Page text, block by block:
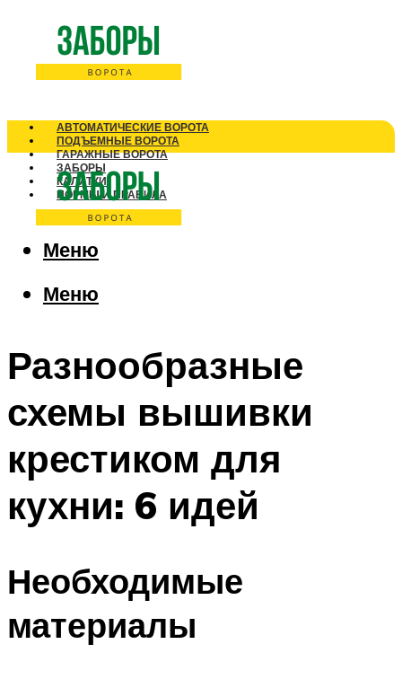
АВТОМАТИЧЕСКИЕ ВОРОТА
ПОДЪЕМНЫЕ ВОРОТА
ГАРАЖНЫЕ ВОРОТА
ЗАБОРЫ
КАЛИТКИ
НОРМЫ И ПРАВИЛА
Меню
Меню
Разнообразные
схемы вышивки
крестиком для
кухни: 6 идей
Необходимые
материалы